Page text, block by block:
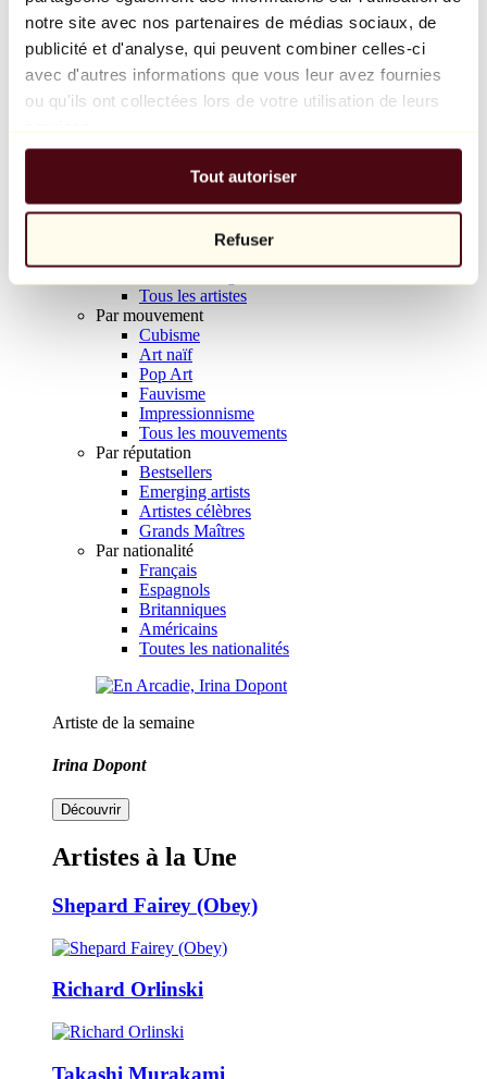
notre site avec nos partenaires de médias sociaux, de
publicité et d'analyse, qui peuvent combiner celles-ci
avec d'autres informations que vous leur avez fournies
ou qu'ils ont collectées lors de votre utilisation de leurs
Tout autoriser
Refuser
Balloon Dog (Orange)
Jeff Koons
10 000 €
Parcourir
Tous les sculpteurs
Tous les photographes
Tous les artistes
Par mouvement
Cubisme
Art naïf
Pop Art
Fauvisme
Impressionnisme
Tous les mouvements
Par réputation
Bestsellers
Emerging artists
Artistes célèbres
Grands Maîtres
Par nationalité
Français
Espagnols
Britanniques
Américains
Toutes les nationalités
Artiste de la semaine
Irina Dopont
Découvrir
Artistes à la Une
Shepard Fairey (Obey)
Richard Orlinski
Takashi Murakami